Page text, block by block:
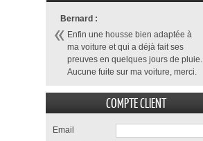
Bernard :
Enfin une housse bien adaptée à
ma voiture et qui a déjà fait ses
preuves en quelques jours de pluie.
Aucune fuite sur ma voiture, merci.
COMPTE CLIENT
Email